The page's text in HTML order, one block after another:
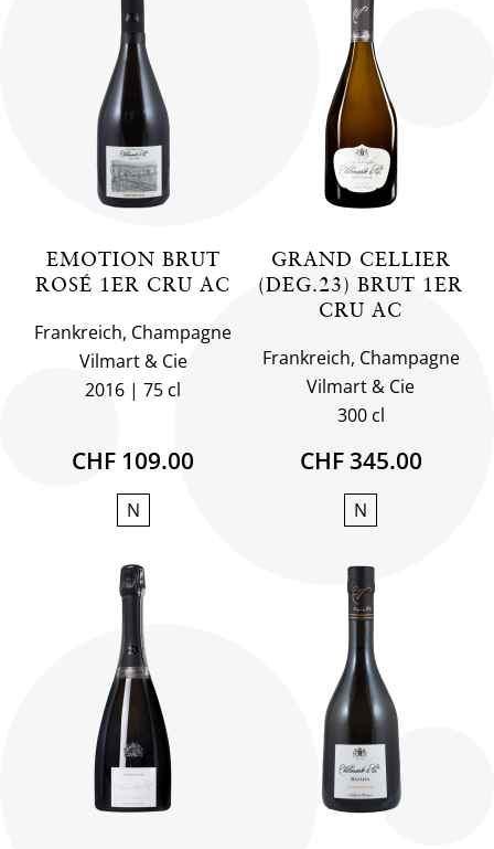
EMOTION BRUT
ROSÉ 1ER CRU AC
Frankreich, Champagne
Vilmart & Cie
2016
75 cl
CHF 109.00
N
GRAND CELLIER
(DEG.23) BRUT 1ER
CRU AC
Frankreich, Champagne
Vilmart & Cie
300 cl
CHF 345.00
N